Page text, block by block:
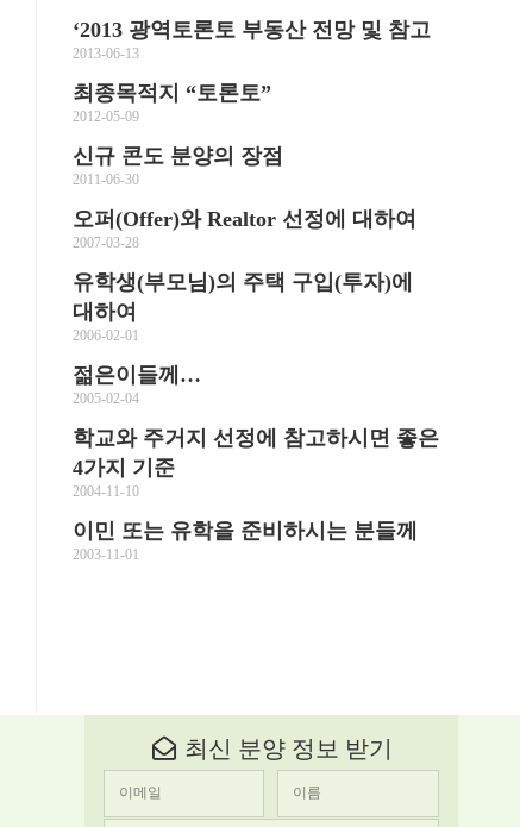
‘2013 광역토론토 부동산 전망 및 참고
2013-06-13
최종목적지 “토론토”
2012-05-09
신규 콘도 분양의 장점
2011-06-30
오퍼(Offer)와 Realtor 선정에 대하여
2007-03-28
유학생(부모님)의 주택 구입(투자)에
대하여
2006-02-01
젊은이들께…
2005-02-04
학교와 주거지 선정에 참고하시면 좋은
4가지 기준
2004-11-10
이민 또는 유학을 준비하시는 분들께
2003-11-01
최신 분양 정보 받기